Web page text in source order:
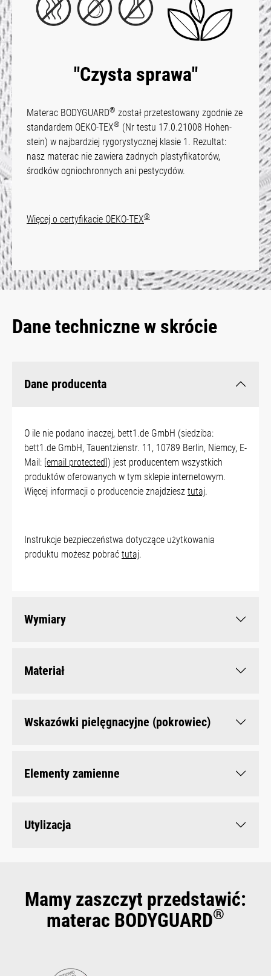
"Czysta sprawa"
Materac BODYGUARD® został przetestowany zgodnie ze
standardem OEKO-TEX® (Nr testu 17.0.21008 Hohen­
stein) w najbardziej rygorystycznej klasie 1. Rezultat:
nasz materac nie zawiera żadnych plastyfikatorów,
środków ogniochronnych ani pestycydów.
Więcej o certyfikacie OEKO-TEX®
Dane techniczne w skrócie
Dane producenta
O ile nie podano inaczej, bett1.de GmbH (siedziba:
bett1.de GmbH, Tauentzienstr. 11, 10789 Berlin, Niemcy, E-
Mail: [email protected]) jest producentem wszystkich
produktów oferowanych w tym sklepie internetowym.
Więcej informacji o producencie znajdziesz tutaj.
Instrukcje bezpieczeństwa dotyczące użytkowania
produktu możesz pobrać tutaj.
Wymiary
Materiał
Wskazówki pielęgnacyjne (pokrowiec)
Elementy zamienne
Utylizacja
Mamy zaszczyt przedstawić:
materac BODYGUARD®